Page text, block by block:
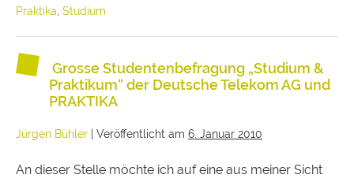
Praktika Studium
Grosse Studentenbefragung „Studium &
Praktikum“ der Deutsche Telekom AG und
PRAKTIKA
Jürgen Bühler Veröffentlicht am 6. Januar 2010
An dieser Stelle möchte ich auf eine aus meiner Sicht